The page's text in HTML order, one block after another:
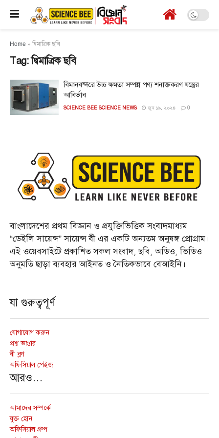
Home »দ্বিমাত্রিক ছবি
Tag:দ্বিমাত্রিক ছবি
বিমানবন্দরে উচ্চ ক্ষমতা সম্পন্ন পণ্য শনাক্তকরণ যন্ত্রের
আবির্ভাব
SCIENCE BEE SCIENCE NEWS জুন ১৯, ২০২৪ 0
বাংলাদেশের প্রথম বিজ্ঞান ও প্রযুক্তিভিত্তিক সংবাদমাধ্যম
“ডেইলি সায়েন্স” সায়েন্স বী এর একটি অন্যতম অনুষঙ্গ প্রোগ্রাম।
এই ওয়েবসাইটে প্রকাশিত সকল সংবাদ, ছবি, অডিও, ভিডিও
অনুমতি ছাড়া ব্যবহার আইনত ও নৈতিকভাবে বেআইনি।
যা গুরুত্বপূর্ণ
যোগাযোগ করুন
প্রশ্ন ভাণ্ডার
বী ব্লগ
অফিসিয়াল পেইজ
আরও…
আমাদের সম্পর্কে
যুক্ত হোন
অফিসিয়াল গ্রুপ